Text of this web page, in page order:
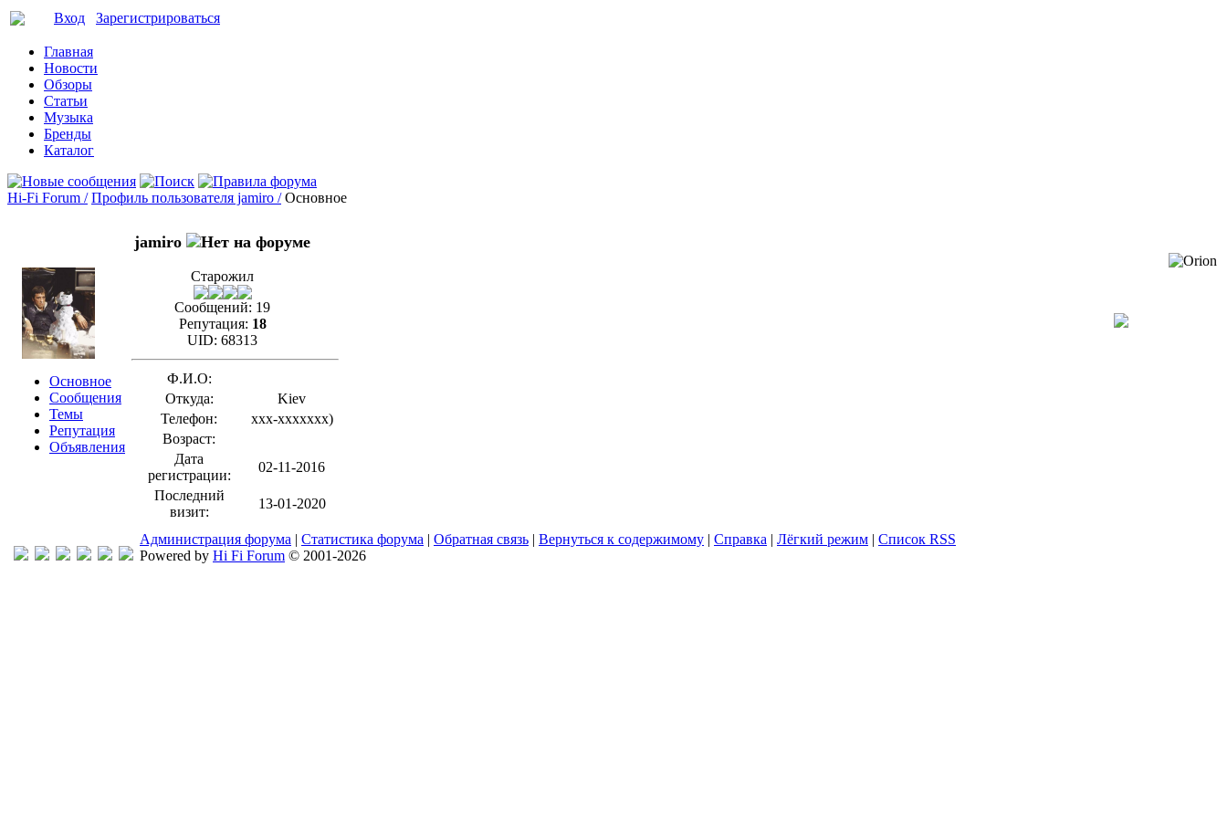
Вход Зарегистрироваться
Главная
Новости
Обзоры
Статьи
Музыка
Бренды
Каталог
Hi-Fi Forum / Профиль пользователя jamiro / Основное
Основное
Сообщения
Темы
Репутация
Объявления
jamiro
Старожил
Сообщений: 19
Репутация: 18
UID: 68313
Ф.И.О:
Откуда:
Kiev
Телефон:
xxx-xxxxxxx)
Возраст:
Дата
регистрации:
02-11-2016
Последний
визит:
13-01-2020
Администрация форума | Статистика форума | Обратная связь | Вернуться к содержимому | Справка | Лёгкий режим | Список RSS
Powered by Hi Fi Forum © 2001-2026